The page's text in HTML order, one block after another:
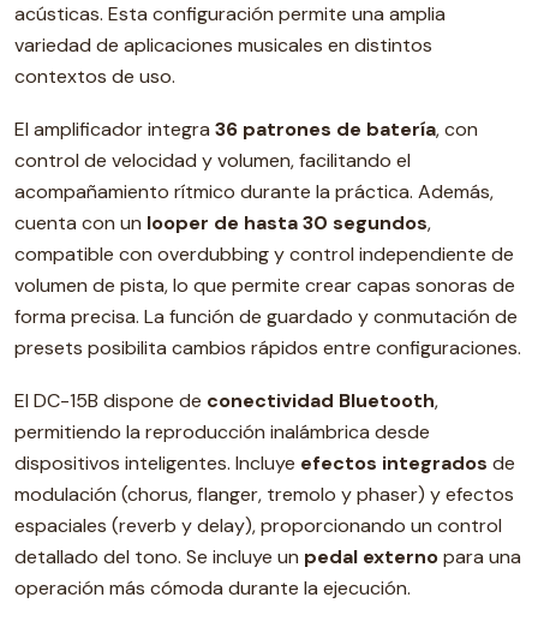
acústicas. Esta configuración permite una amplia
variedad de aplicaciones musicales en distintos
contextos de uso.
El amplificador integra 36 patrones de batería, con
control de velocidad y volumen, facilitando el
acompañamiento rítmico durante la práctica. Además,
cuenta con un looper de hasta 30 segundos,
compatible con overdubbing y control independiente de
volumen de pista, lo que permite crear capas sonoras de
forma precisa. La función de guardado y conmutación de
presets posibilita cambios rápidos entre configuraciones.
El DC-15B dispone de conectividad Bluetooth,
permitiendo la reproducción inalámbrica desde
dispositivos inteligentes. Incluye efectos integrados de
modulación (chorus, flanger, tremolo y phaser) y efectos
espaciales (reverb y delay), proporcionando un control
detallado del tono. Se incluye un pedal externopara una
operación más cómoda durante la ejecución.